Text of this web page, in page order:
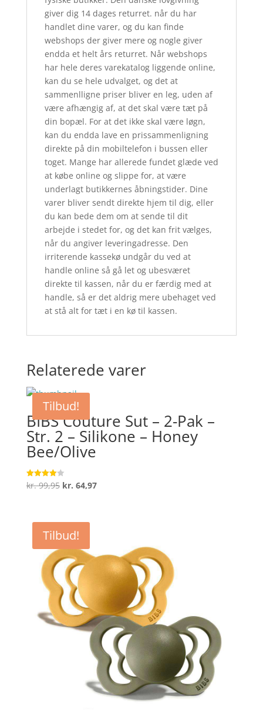
giver dig 14 dages returret. når du har
handlet dine varer, og du kan finde
webshops der giver mere og nogle giver
endda et helt års returret. Når webshops
har hele deres varekatalog liggende online,
kan du se hele udvalget, og det at
sammenlligne priser bliver en leg, uden af
være afhængig af, at det skal være tæt på
din bopæl. For at det ikke skal være løgn,
kan du endda lave en prissammenligning
direkte på din mobiltelefon i bussen eller
toget. Mange har allerede fundet glæde ved
at købe online og slippe for, at være
underlagt butikkernes åbningstider. Dine
varer bliver sendt direkte hjem til dig, eller
du kan bede dem om at sende til dit
arbejde i stedet for, og det kan frit vælges,
når du angiver leveringadresse. Den
irriterende kassekø undgår du ved at
handle online så gå let og ubesværet
direkte til kassen, når du er færdig med at
handle, så er det aldrig mere ubehaget ved
at stå alt for tæt i en kø til kassen.
Relaterede varer
Tilbud!
BIBS Couture Sut – 2-Pak –
Str. 2 – Silikone – Honey
Bee/Olive
Vurderet
4
kr.99,95 Den
var:
kr. 99,95.
kr. 64,97Den
Tilbud!